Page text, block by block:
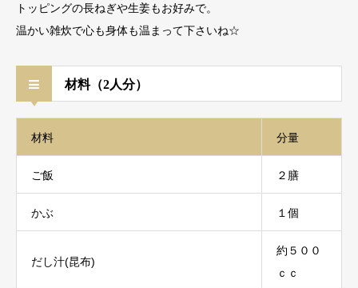
トッピングの長ねぎや生姜もお好みで。
温かい雑炊で心も身体も温まって下さいね☆
材料（2人分）
材料 分量
ご飯 ２膳
かぶ １個
だし汁(昆布)
約５００
ｃｃ